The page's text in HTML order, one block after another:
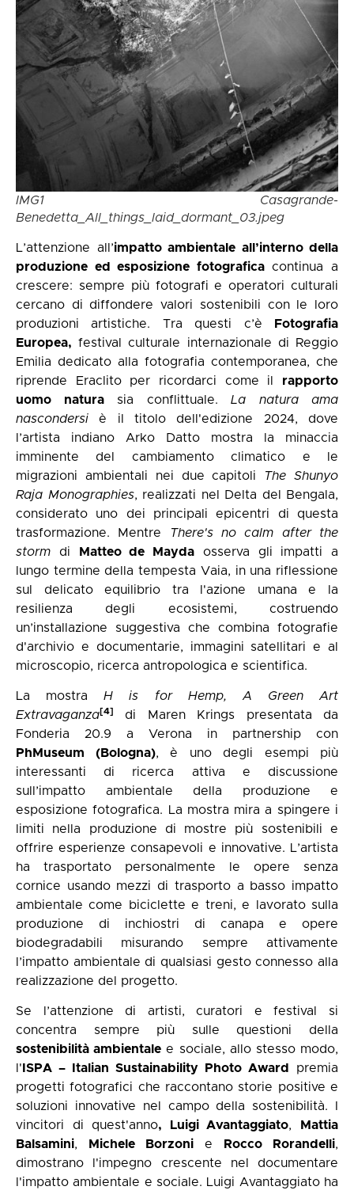
IMG1 Casagrande-
Benedetta_All_things_laid_dormant_03.jpeg
L’attenzione all’impatto ambientale all’interno della
produzione ed esposizione fotograficacontinua a
crescere: sempre più fotografi e operatori culturali
cercano di diffondere valori sostenibili con le loro
produzioni artistiche. Tra questi c’è Fotografia
Europea, festival culturale internazionale di Reggio
Emilia dedicato alla fotografia contemporanea, che
riprende Eraclito per ricordarci come il rapporto
uomo naturasia conflittuale. La natura ama
nascondersi è il titolo dell'edizione 2024, dove
l’artista indiano Arko Datto mostra la minaccia
imminente del cambiamento climatico e le
migrazioni ambientali nei due capitoli
The Shunyo
Raja Monographies, realizzati nel Delta del Bengala,
considerato uno dei principali epicentri di questa
trasformazione. Mentre
There's no calm after the
storm di Matteo de Mayda osserva gli impatti a
lungo termine della tempesta Vaia, in una riflessione
sul delicato equilibrio tra l'azione umana e la
resilienza degli ecosistemi, costruendo
un’installazione suggestiva che combina fotografie
d'archivio e documentarie, immagini satellitari e al
microscopio, ricerca antropologica e scientifica.
La mostraH is for Hemp, A Green Art
Extravaganza[4]
di Maren Krings presentata da
Fonderia 20.9 a Verona in partnership con
PhMuseum (Bologna), è uno degli esempi più
interessanti di ricerca attiva e discussione
sull’impatto ambientale della produzione e
esposizione fotografica. La mostra mira a spingere i
limiti nella produzione di mostre più sostenibili e
offrire esperienze consapevoli e innovative. L’artista
ha trasportato personalmente le opere senza
cornice usando mezzi di trasporto a basso impatto
ambientale come biciclette e treni, e lavorato sulla
produzione di inchiostri di canapa e opere
biodegradabili misurando sempre attivamente
l’impatto ambientale di qualsiasi gesto connesso alla
realizzazione del progetto.
Se l’attenzione di artisti, curatori e festival si
concentra sempre più sulle questioni della
sostenibilità ambientale e sociale, allo stesso modo,
l' ISPA – Italian Sustainability Photo Award
premia
progetti fotografici che raccontano storie positive e
soluzioni innovative nel campo della sostenibilità. I
vincitori di quest'anno, Luigi Avantaggiato,
Mattia
Balsamini, Michele Borzoni e Rocco Rorandelli,
dimostrano l'impegno crescente nel documentare
l'impatto ambientale e sociale. Luigi Avantaggiato ha